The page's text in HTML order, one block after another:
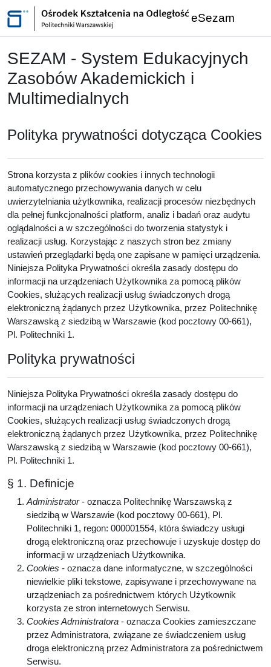
Przejdź do głównej zawartości
eSezam
SEZAM - System Edukacyjnych
Zasobów Akademickich i
Multimedialnych
Polityka prywatności dotycząca Cookies
Strona korzysta z plików cookies i innych technologii
automatycznego przechowywania danych w celu
uwierzytelniania użytkownika, realizacji procesów niezbędnych
dla pełnej funkcjonalności platform, analiz i badań oraz audytu
oglądalności a w szczególności do tworzenia statystyk i
realizacji usług. Korzystając z naszych stron bez zmiany
ustawień przeglądarki będą one zapisane w pamięci urządzenia.
Niniejsza Polityka Prywatności określa zasady dostępu do
informacji na urządzeniach Użytkownika za pomocą plików
Cookies, służących realizacji usług świadczonych drogą
elektroniczną żądanych przez Użytkownika, przez Politechnikę
Warszawską z siedzibą w Warszawie (kod pocztowy 00-661),
Pl. Politechniki 1.
Polityka prywatności
Niniejsza Polityka Prywatności określa zasady dostępu do
informacji na urządzeniach Użytkownika za pomocą plików
Cookies, służących realizacji usług świadczonych drogą
elektroniczną żądanych przez Użytkownika, przez Politechnikę
Warszawską z siedzibą w Warszawie (kod pocztowy 00-661),
Pl. Politechniki 1.
§ 1. Definicje
Administrator- oznacza Politechnikę Warszawską z
siedzibą w Warszawie (kod pocztowy 00-661), Pl.
Politechniki 1, regon: 000001554, która świadczy usługi
drogą elektroniczną oraz przechowuje i uzyskuje dostęp do
informacji w urządzeniach Użytkownika.
Cookies - oznacza dane informatyczne, w szczególności
niewielkie pliki tekstowe, zapisywane i przechowywane na
urządzeniach za pośrednictwem których Użytkownik
korzysta ze stron internetowych Serwisu.
Cookies Administratora - oznacza Cookies zamieszczane
przez Administratora, związane ze świadczeniem usług
droga elektroniczną przez Administratora za pośrednictwem
Serwisu.